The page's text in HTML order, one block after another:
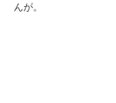
んが。